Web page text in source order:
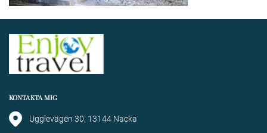
KONTAKTA MIG
Ugglevägen 30, 13144 Nacka